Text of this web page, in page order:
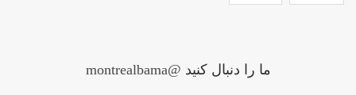
ما را دنبال کنید @montrealbama